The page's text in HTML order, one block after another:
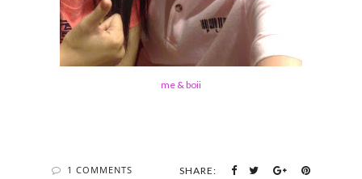
me & boii
1 COMMENTS SHARE: